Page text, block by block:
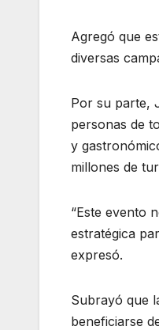
Agregó que
diversas
Por su parte,
personas de
y
millones de
“Este evento
estratégica
expresó.
Subrayó que
beneficiarse